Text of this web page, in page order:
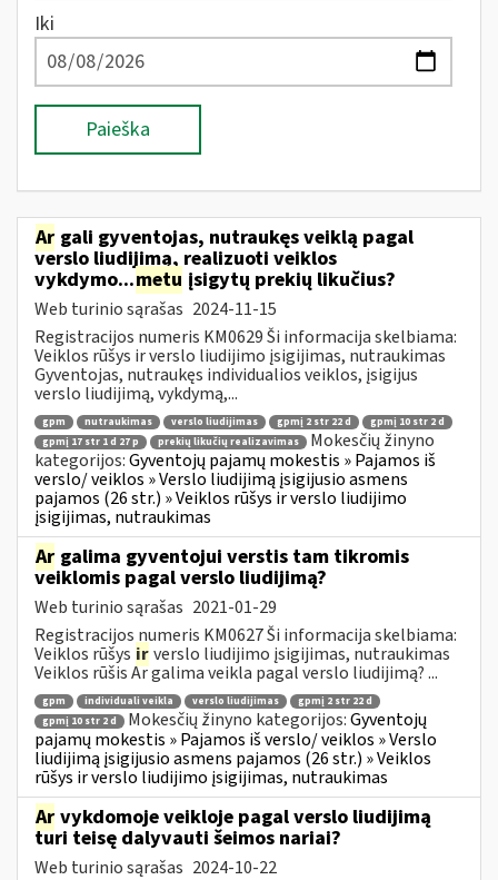
Iki
Paieška
Ar gali gyventojas, nutraukęs veiklą pagal
verslo liudijimą, realizuoti veiklos
vykdymo...metu įsigytų prekių likučius?
Web turinio sąrašas 2024-11-15
Registracijos numeris KM0629 Ši informacija skelbiama:
Veiklos rūšys ir verslo liudijimo įsigijimas, nutraukimas
Gyventojas, nutraukęs individualios veiklos, įsigijus
verslo liudijimą, vykdymą,...
gpm nutraukimas verslo liudijimas gpmį 2 str 22 d
gpmį 10 str 2 d
gpmį 17 str 1 d 27 p
prekių likučių realizavimas
Mokesčių žinyno
kategorijos:Gyventojų pajamų mokestis » Pajamos iš
verslo/ veiklos » Verslo liudijimą įsigijusio asmens
pajamos (26 str.) » Veiklos rūšys ir verslo liudijimo
įsigijimas, nutraukimas
Ar galima gyventojui verstis tam tikromis
veiklomis pagal verslo liudijimą?
Web turinio sąrašas 2021-01-29
Registracijos numeris KM0627 Ši informacija skelbiama:
Veiklos rūšys irverslo liudijimo įsigijimas, nutraukimas
Veiklos rūšis Ar galima veikla pagal verslo liudijimą? ...
gpm individuali veikla verslo liudijimas
gpmį 2 str 22 d
gpmį 10 str 2 d
Mokesčių žinyno kategorijos:Gyventojų
pajamų mokestis » Pajamos iš verslo/ veiklos » Verslo
liudijimą įsigijusio asmens pajamos (26 str.) » Veiklos
rūšys ir verslo liudijimo įsigijimas, nutraukimas
Ar vykdomoje veikloje pagal verslo liudijimą
turi teisę dalyvauti šeimos nariai?
Web turinio sąrašas 2024-10-22